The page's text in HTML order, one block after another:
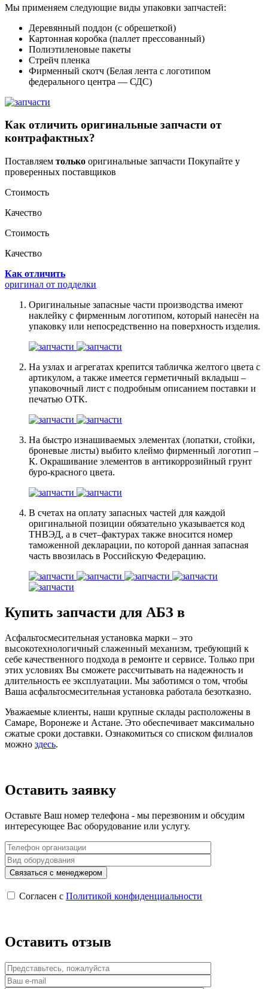
Мы применяем следующие виды упаковки запчастей:
Деревянный поддон (с обрешеткой)
Картонная коробка (паллет прессованный)
Полиэтиленовые пакеты
Стрейч пленка
Фирменный скотч (Белая лента с логотипом
федерального центра — СДС)
Как отличить оригинальные запчасти от
контрафактных?
Поставляем только оригинальные запчасти Покупайте у
проверенных поставщиков
Стоимость
Качество
Стоимость
Качество
Как отличить
оригинал от подделки
Оригинальные запасные части производства имеют
наклейку с фирменным логотипом, который нанесён на
упаковку или непосредственно на поверхность изделия.
На узлах и агрегатах крепится табличка желтого цвета с
артикулом, а также имеется герметичный вкладыш –
упаковочный лист с подробным описанием поставки и
печатью ОТК.
На быстро изнашиваемых элементах (лопатки, стойки,
броневые листы) выбито клеймо фирменный логотип –
К. Окрашивание элементов в антикоррозийный грунт
буро-красного цвета.
В счетах на оплату запасных частей для каждой
оригинальной позиции обязательно указывается код
ТНВЭД, а в счет–фактурах также вносится номер
таможенной декларации, по которой данная запасная
часть ввозилась в Российскую Федерацию.
Купить запчасти для АБЗ в
Асфальтосмесительная установка марки – это
высокотехнологичный слаженный механизм, требующий к
себе качественного подхода в ремонте и сервисе. Только при
этих условиях Вы сможете рассчитывать на надежность и
длительность ее эксплуатации. Мы заботимся о том, чтобы
Ваша асфальтосмесительная установка работала безотказно.
Уважаемые клиенты, наши крупные склады расположены в
Самаре, Воронеже и Астане. Это обеспечивает максимально
сжатые сроки доставки. Ознакомиться со списком филиалов
можно здесь.
Оставить заявку
Оставьте Ваш номер телефона - мы перезвоним и обсудим
интересующее Вас оборудование или услугу.
Согласен с Политикой конфиденциальности
Оставить отзыв